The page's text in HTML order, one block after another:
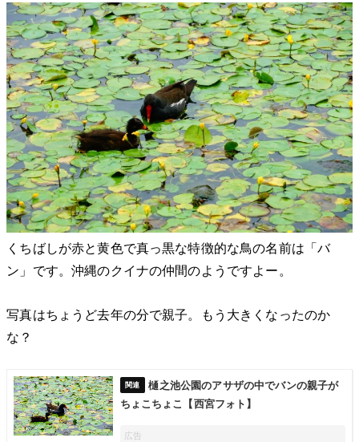
くちばしが赤と黄色で真っ黒な特徴的な鳥の名前は「バ
ン」です。沖縄のクイナの仲間のようですよー。
写真はちょうど去年の分で親子。もう大きくなったのか
な？
樋之池公園のアサザの中でバンの親子が
ちょこちょこ【西宮フォト】